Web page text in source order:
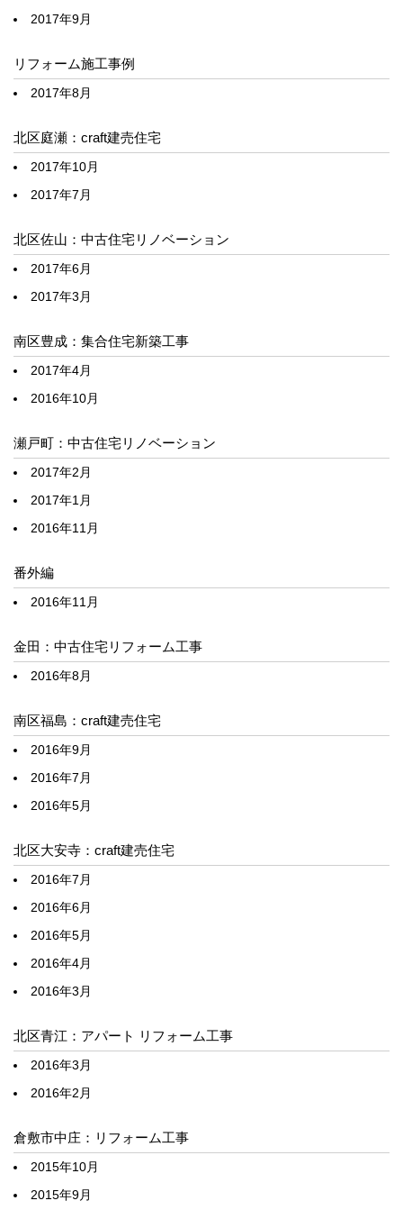
2017年9月
リフォーム施工事例
2017年8月
北区庭瀬：craft建売住宅
2017年10月
2017年7月
北区佐山：中古住宅リノベーション
2017年6月
2017年3月
南区豊成：集合住宅新築工事
2017年4月
2016年10月
瀬戸町：中古住宅リノベーション
2017年2月
2017年1月
2016年11月
番外編
2016年11月
金田：中古住宅リフォーム工事
2016年8月
南区福島：craft建売住宅
2016年9月
2016年7月
2016年5月
北区大安寺：craft建売住宅
2016年7月
2016年6月
2016年5月
2016年4月
2016年3月
北区青江：アパート リフォーム工事
2016年3月
2016年2月
倉敷市中庄：リフォーム工事
2015年10月
2015年9月